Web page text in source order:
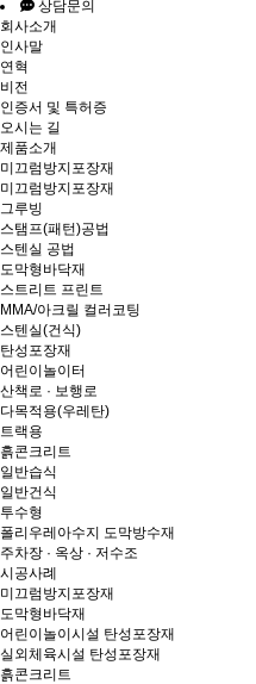
상담문의
회사소개
인사말
연혁
비전
인증서 및 특허증
오시는 길
제품소개
미끄럼방지포장재
미끄럼방지포장재
그루빙
스탬프(패턴)공법
스텐실 공법
도막형바닥재
스트리트 프린트
MMA/아크릴 컬러코팅
스텐실(건식)
탄성포장재
어린이놀이터
산책로 · 보행로
다목적용(우레탄)
트랙용
흙콘크리트
일반습식
일반건식
투수형
폴리우레아수지 도막방수재
주차장 · 옥상 · 저수조
시공사례
미끄럼방지포장재
도막형바닥재
어린이놀이시설 탄성포장재
실외체육시설 탄성포장재
흙콘크리트